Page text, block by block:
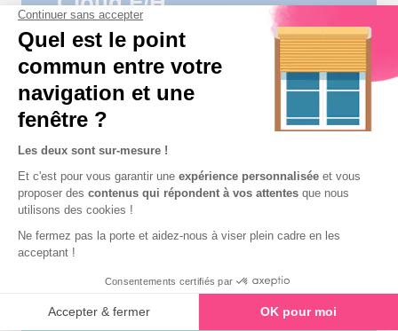
Brignais (69)
Hybride
17/06/2026
QA Automaticien – Sénior
F/H